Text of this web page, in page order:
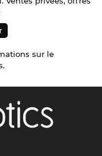
sur le